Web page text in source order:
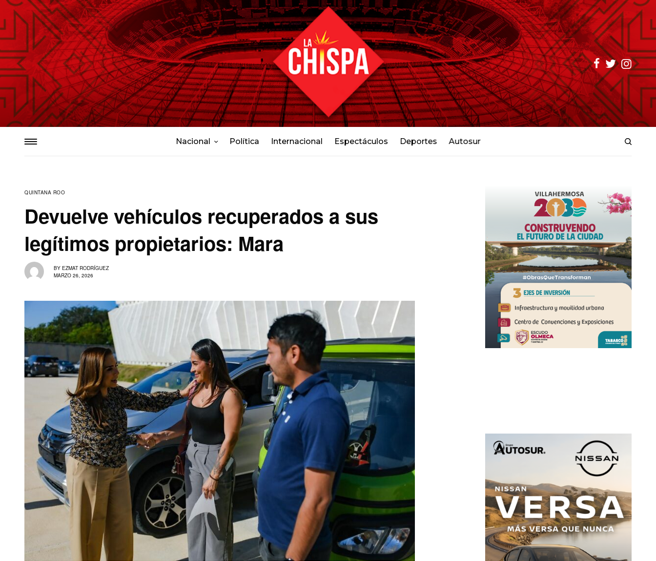
Nacional Política Internacional Espectáculos Deportes Autosur
QUINTANA ROO
Devuelve vehículos recuperados a sus
legítimos propietarios: Mara
BY EZMAT RODRÍGUEZ
MARZO 26, 2026